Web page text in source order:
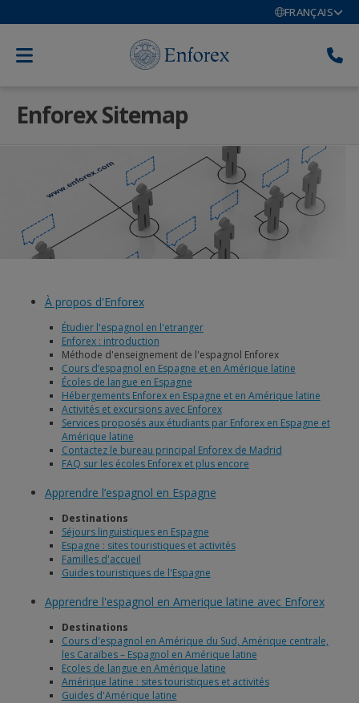
FRANÇAIS
Enforex Sitemap
À propos d'Enforex
Étudier l'espagnol en l'etranger
Enforex : introduction
Méthode d'enseignement de l'espagnol Enforex
Cours d’espagnol en Espagne et en Amérique latine
Écoles de langue en Espagne
Hébergements Enforex en Espagne et en Amérique latine
Activités et excursions avec Enforex
Services proposés aux étudiants par Enforex en Espagne et
Amérique latine
Contactez le bureau principal Enforex de Madrid
FAQ sur les écoles Enforex et plus encore
Apprendre l’espagnol en Espagne
Destinations
Séjours linguistiques en Espagne
Espagne : sites touristiques et activités
Familles d'accueil
Guides touristiques de l'Espagne
Apprendre l'espagnol en Amerique latine avec Enforex
Destinations
Cours d'espagnol en Amérique du Sud, Amérique centrale,
les Caraïbes – Espagnol en Amérique latine
Ecoles de langue en Amérique latine
Amérique latine : sites touristiques et activités
Guides d'Amérique latine